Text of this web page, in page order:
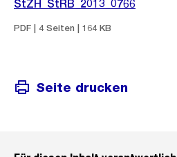
StZH_StRB_2013_0766
PDF | 4 Seiten | 164 KB
Seite drucken